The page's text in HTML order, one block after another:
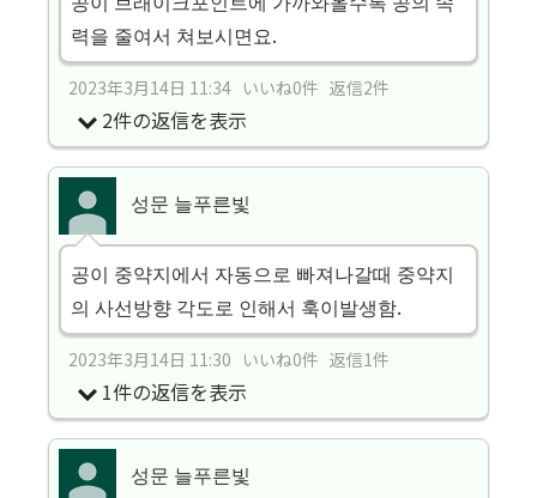
력을 줄여서 쳐보시면요.
2023年3月14日 11:34 いいね0件 返信2件
2件の返信を表示
성문 늘푸른빛
공이 중약지에서 자동으로 빠져나갈때 중약지
의 사선방향 각도로 인해서 훅이발생함.
2023年3月14日 11:30 いいね0件 返信1件
1件の返信を表示
성문 늘푸른빛